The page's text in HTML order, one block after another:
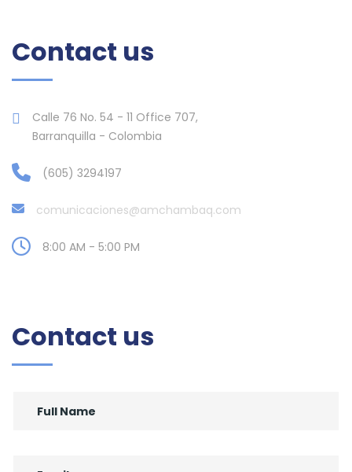
Contact us
Calle 76 No. 54 - 11 Office 707,
Barranquilla - Colombia
(605) 3294197
comunicaciones@amchambaq.com
8:00 AM - 5:00 PM
Contact us